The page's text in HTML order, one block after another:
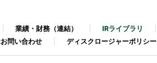
業績・財務（連結） IRライブラリ
問い合わせ ディスクロージャーポリシー